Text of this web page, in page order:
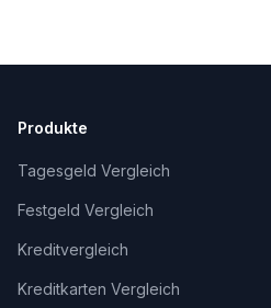
Produkte
Tagesgeld Vergleich
Festgeld Vergleich
Kreditvergleich
Kreditkarten Vergleich